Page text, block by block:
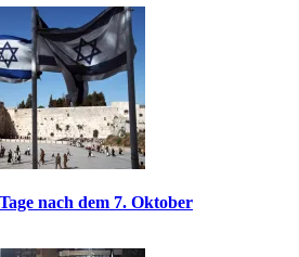
nach dem 7. Oktober